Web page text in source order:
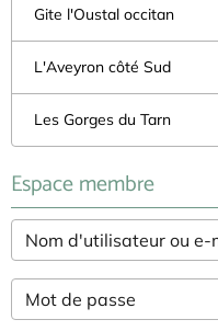
Gite l'Oustal occitan
L'Aveyron côté Sud
Les Gorges du Tarn
Espace membre